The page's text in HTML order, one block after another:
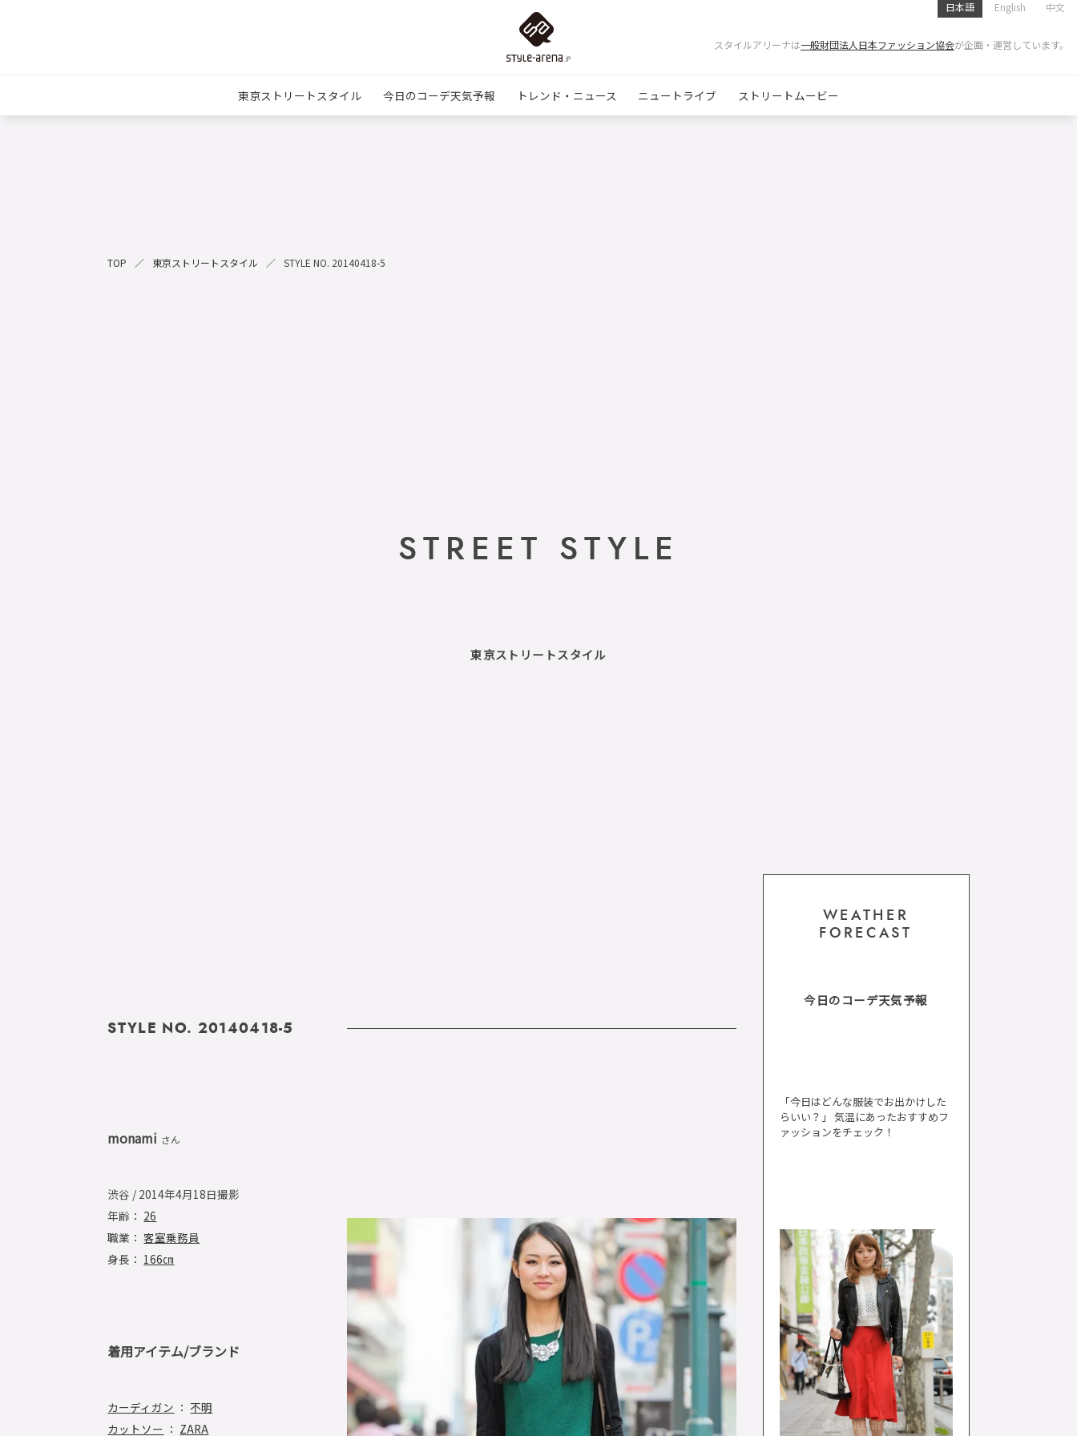
日本語 English 中文
スタイルアリーナは一般財団法人日本ファッション協会が企画・運営しています。
東京ストリートスタイル 今日のコーデ天気予報 トレンド・ニュース ニュートライブ ストリートムービー
TOP 東京ストリートスタイル STYLE NO. 20140418-5
STREET STYLE
東京ストリートスタイル
STYLE NO. 20140418-5
monami さん
渋谷 / 2014年4月18日撮影
年齢： 26
職業：客室乗務員
身長： 166㎝
着用アイテム/ブランド
カーディガン ： 不明
カットソー ： ZARA
WEATHER
FORECAST
今日のコーデ天気予報
「今日はどんな服装でお出かけした
らいい？」 気温にあったおすすめフ
ァッションをチェック！